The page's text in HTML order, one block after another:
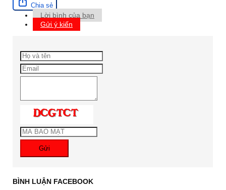
Chia sẻ
Lời bình của bạn
Gửi ý kiến
Gửi
BÌNH LUẬN FACEBOOK